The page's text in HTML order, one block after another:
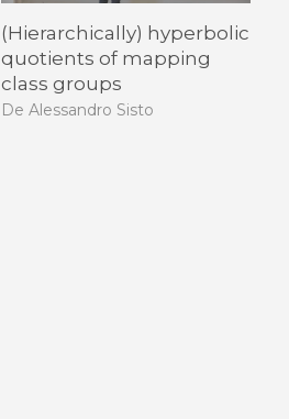
(Hierarchically) hyperbolic
quotients of mapping
class groups
De Alessandro Sisto